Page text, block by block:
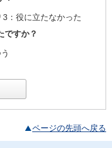
3：役に立たなかった
ですか？
ページの先頭へ戻る